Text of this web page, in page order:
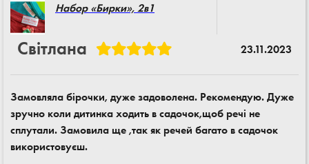
Набор «Бирки», 2в1
Світлана 23.11.2023
Замовляла бірочки, дуже задоволена. Рекомендую. Дуже
зручно коли дитинка ходить в садочок,щоб речі не
сплутали. Замовила ще ,так як речей багато в садочок
використовуєш.